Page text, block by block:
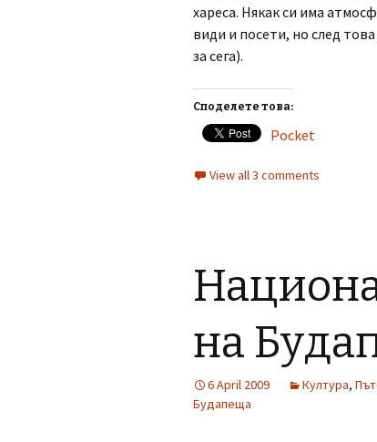
хареса. Някак си има
види и посети, но след
за сега).
Споделете това:
Pocket
View all 3 comments
на
6 April 2009 Култура,
Будапеща